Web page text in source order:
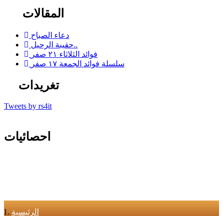
المقالات
دعاء الصباح
حقيبة الرحيل..
فوائد الثلاثاء ٢١ صفر
سلسلة فوائد الجمعة ١٧ صفر
تغريدات
Tweets by rs4it
احصائيات
الرئيسية